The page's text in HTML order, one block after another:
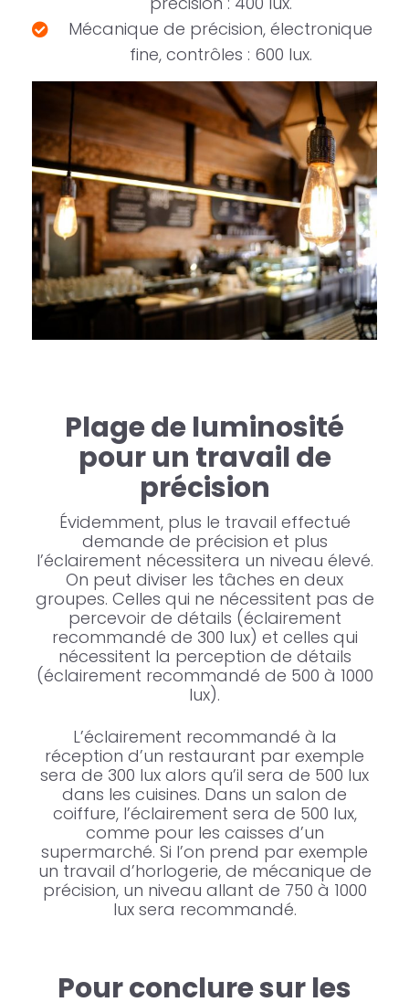
Mécanique de précision, électronique
fine, contrôles : 600 lux.
Plage de luminosité
pour un travail de
précision
Évidemment, plus le travail effectué
demande de précision et plus
l’éclairement nécessitera un niveau élevé.
On peut diviser les tâches en deux
groupes. Celles qui ne nécessitent pas de
percevoir de détails (éclairement
recommandé de 300 lux) et celles qui
nécessitent la perception de détails
(éclairement recommandé de 500 à 1000
lux).
L’éclairement recommandé à la
réception d’un restaurant par exemple
sera de 300 lux alors qu’il sera de 500 lux
dans les cuisines. Dans un salon de
coiffure, l’éclairement sera de 500 lux,
comme pour les caisses d’un
supermarché. Si l’on prend par exemple
un travail d’horlogerie, de mécanique de
précision, un niveau allant de 750 à 1000
lux sera recommandé.
Pour conclure sur les